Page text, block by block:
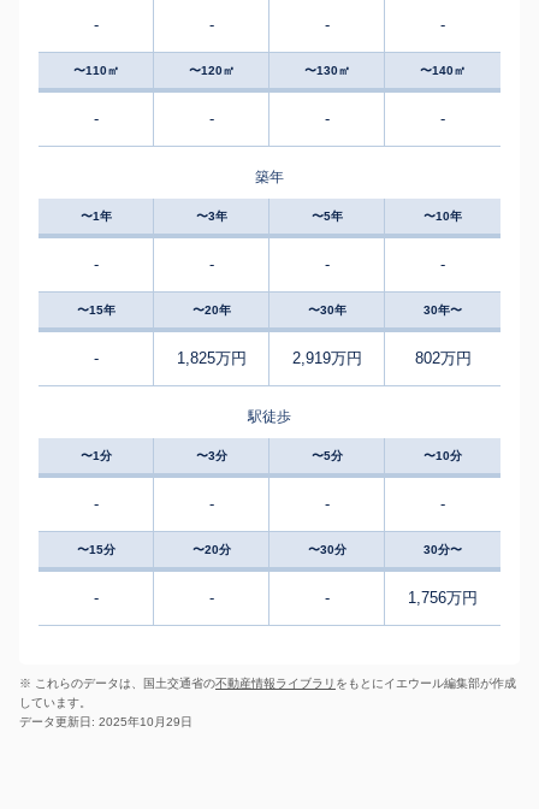
- - - -
〜110㎡ 〜120㎡ 〜130㎡ 〜140㎡
- - - -
築年
〜1年 〜3年 〜5年 〜10年
- - - -
〜15年 〜20年 〜30年 30年〜
- 1,825万円 2,919万円 802万円
駅徒歩
〜1分 〜3分 〜5分 〜10分
- - - -
〜15分 〜20分 〜30分 30分〜
- - - 1,756万円
※ これらのデータは、国土交通省の不動産情報ライブラリ をもとにイエウール編集部が作成
しています。
データ更新日: 2025年10月29日